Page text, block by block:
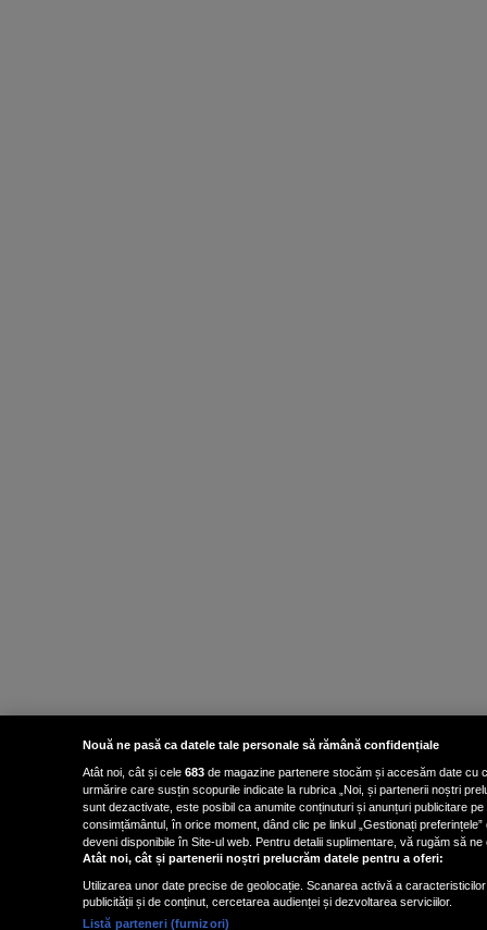
Nouă ne pasă ca datele tale personale să rămână confidențiale
Atât noi, cât și cele 683 de magazine partenere stocăm și accesăm date cu
urmărire care susțin scopurile indicate la rubrica „Noi, și partenerii noștri
sunt dezactivate, este posibil ca anumite conținuturi și anunțuri publicitare
consimțământul, în orice moment, dând clic pe linkul „Gestionați
deveni disponibile în Site-ul web. Pentru detalii suplimentare, vă rugăm să
Atât noi, cât și partenerii noștri prelucrăm datele pentru a oferi:
Utilizarea unor date precise de geolocație. Scanarea activă a
publicității și de conținut, cercetarea audienței și dezvoltarea serviciilor.
Listă parteneri (furnizori)